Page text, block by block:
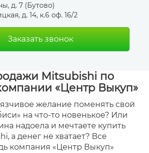
д. 7 (Бутово)
д. 14, к.6 оф. 16/2
Заказать звонок
Mitsubishi по
«Центр Выкуп»
желание поменять свой
на что-то новенькое? Или
надоела и мечтаете купить
а денег не хватает? Все
компания «Центр Выкуп»